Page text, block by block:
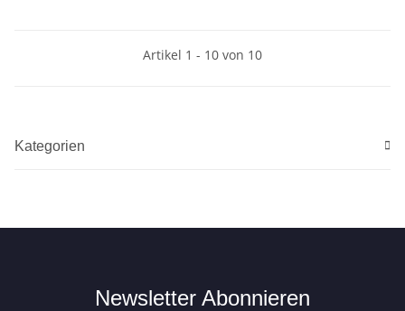
Artikel 1 - 10 von 10
Kategorien
Newsletter Abonnieren